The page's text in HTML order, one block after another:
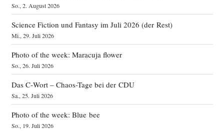
So., 2. August 2026
Science Fiction und Fantasy im Juli 2026 (der Rest)
Mi., 29. Juli 2026
Photo of the week: Maracuja flower
So., 26. Juli 2026
Das C‑Wort – Chaos-Tage bei der CDU
Sa., 25. Juli 2026
Photo of the week: Blue bee
So., 19. Juli 2026